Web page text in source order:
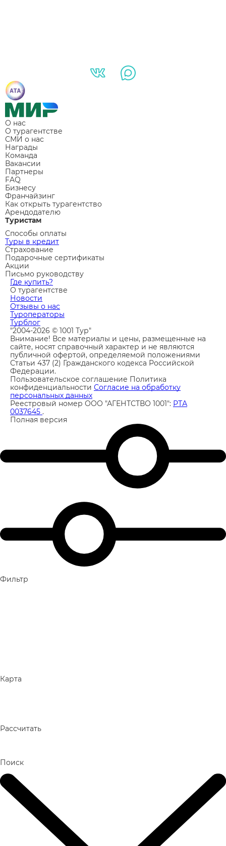
О нас
О турагентстве
СМИ о нас
Награды
Команда
Вакансии
Партнеры
FAQ
Бизнесу
Франчайзинг
Как открыть турагентство
Арендодателю
Туристам
Способы оплаты
Туры в кредит
Страхование
Подарочные сертификаты
Акции
Письмо руководству
Где купить?
О турагентстве
Новости
Отзывы о нас
Туроператоры
Турблог
"2004-2026 © 1001 Тур"
Внимание! Все материалы и цены, размещенные на
сайте, носят справочный характер и не являются
публичной офертой, определяемой положениями
Статьи 437 (2) Гражданского кодекса Российской
Федерации.
Пользовательское соглашение Политика
конфиденциальности Согласие на обработку
персональных данных
Реестровый номер ООО "АГЕНТСТВО 1001": РТА
0037645 .
Полная версия
Фильтр
Карта
Рассчитать
Поиск